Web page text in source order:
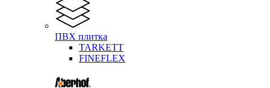
ПВХ плитка
TARKETT
FINEFLEX